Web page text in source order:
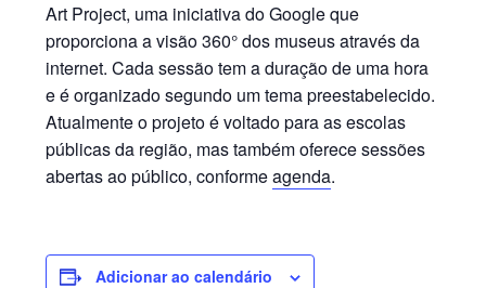
Art Project, uma iniciativa do Google que
proporciona a visão 360° dos museus através da
internet. Cada sessão tem a duração de uma hora
e é organizado segundo um tema preestabelecido.
Atualmente o projeto é voltado para as escolas
públicas da região, mas também oferece sessões
abertas ao público, conformeagenda.
Adicionar ao calendário